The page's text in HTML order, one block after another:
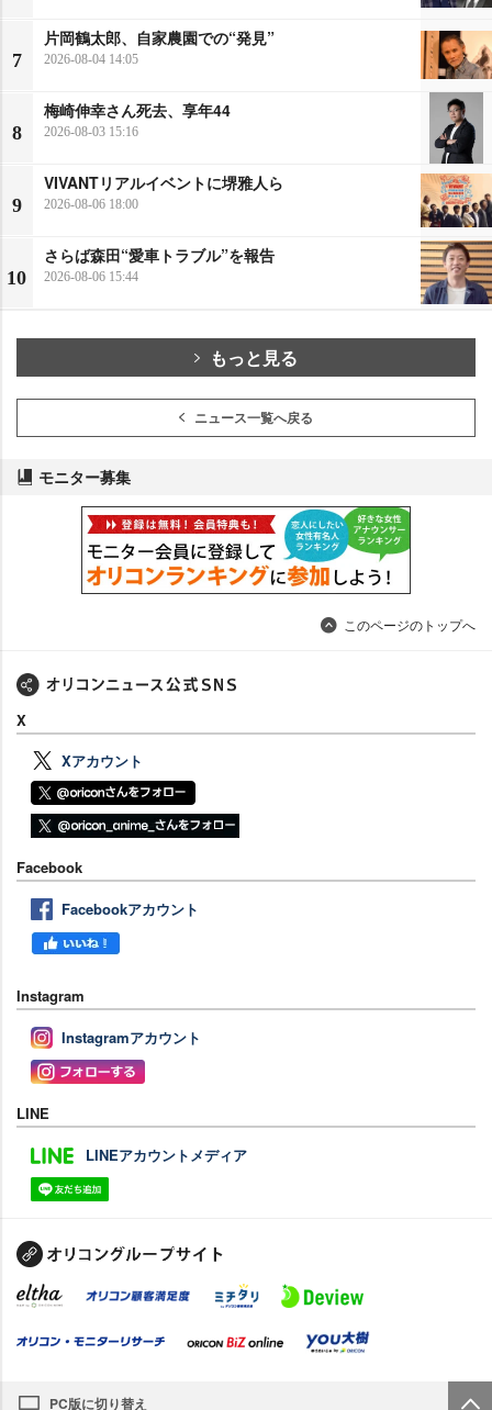
7
片岡鶴太郎、自家農園での“発見”
2026-08-04 14:05
8
梅崎伸幸さん死去、享年44
2026-08-03 15:16
9
VIVANTリアルイベントに堺雅人ら
2026-08-06 18:00
10
さらば森田“愛車トラブル”を報告
2026-08-06 15:44
もっと見る
ニュース一覧へ戻る
モニター募集
このページのトップへ
X
Xアカウント
Facebook
Facebookアカウント
Instagram
Instagramアカウント
LINE
LINEアカウントメディア
PC版に切り替え